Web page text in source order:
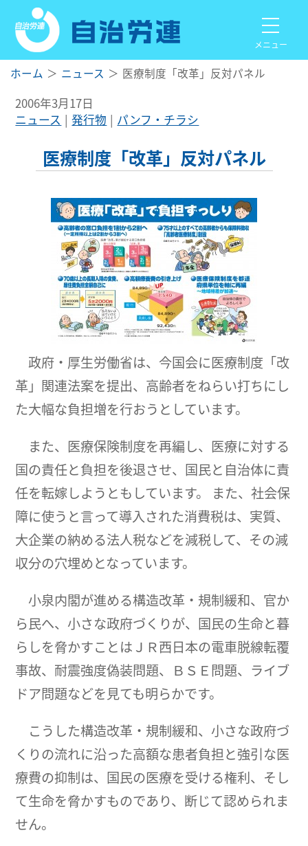
メニュー
ホーム ニュース 医療制度「改革」反対パネル
2006年3月17日
ニュース
発行物 パンフ・チラシ
医療制度「改革」反対パネル
政府・厚生労働省は、今国会に医療制度「改
革」関連法案を提出、高齢者をねらい打ちにし
た大幅な負担増を行おうとしています。
また、医療保険制度を再編し、医療に対する
国の責任と負担を後退させ、国民と自治体に責
任を転嫁しようともしています。 また、社会保
障に使うと言って導入された消費税は、実質、
大企業の納める法人税などを減税して、その減
収分の穴埋めとなっています。
小泉内閣が進める構造改革・規制緩和、官か
ら民へ、小さな政府づくりが、国民の生命と暮
らしを脅かすことはＪＲ西日本の電車脱線転覆
事故、耐震強度偽装問題、ＢＳＥ問題、ライブ
ドア問題などを見ても明らかです。
こうした構造改革・規制緩和、小さな政府づ
くりの流れに沿った高額な患者負担と強引な医
療費の抑制は、国民の医療を受ける権利、そし
て生命を脅かすものであり、断じて認められま
せん。